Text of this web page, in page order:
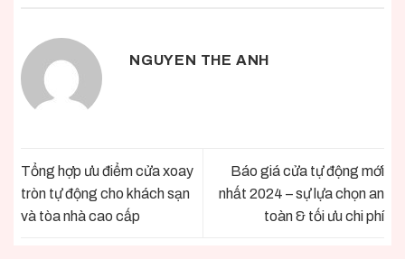
NGUYEN THE ANH
Tổng hợp ưu điểm cửa xoay
tròn tự động cho khách sạn
và tòa nhà cao cấp
Báo giá cửa tự động mới
nhất 2024 – sự lựa chọn an
toàn & tối ưu chi phí